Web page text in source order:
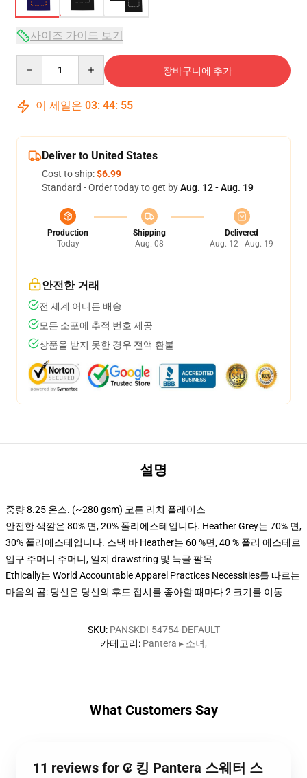
사이즈 가이드 보기
장바구니에 추가
이 세일은 03: 44: 54
Deliver to United States
Cost to ship:$6.99
Standard - Order today to get byAug. 12 - Aug. 19
Production
Today
Shipping
Aug. 08
Delivered
Aug. 12 - Aug. 19
안전한 거래
전 세계 어디든 배송
모든 소포에 추적 번호 제공
상품을 받지 못한 경우 전액 환불
설명
중량 8.25 온스. (~280 gsm) 코튼 리치 플레이스
안전한 색깔은 80% 면, 20% 폴리에스테입니다. Heather Grey는 70% 면,
30% 폴리에스테입니다. 스낵 바 Heather는 60 %면, 40 % 폴리 에스테르
입구 주머니 주머니, 일치 drawstring 및 늑골 팔목
Ethically는 World Accountable Apparel Practices Necessities를 따르는
마음의 곰: 당신은 당신의 후드 접시를 좋아할 때마다 2 크기를 이동
SKU: PANSKDI-54754-DEFAULT
카테고리: Pantera ▸ 소녀,
What Customers Say
11 reviews for ₢ 킹 Pantera 스웨터 스